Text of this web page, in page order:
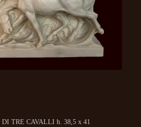
DI TRE CAVALLI h. 38,5 x 41